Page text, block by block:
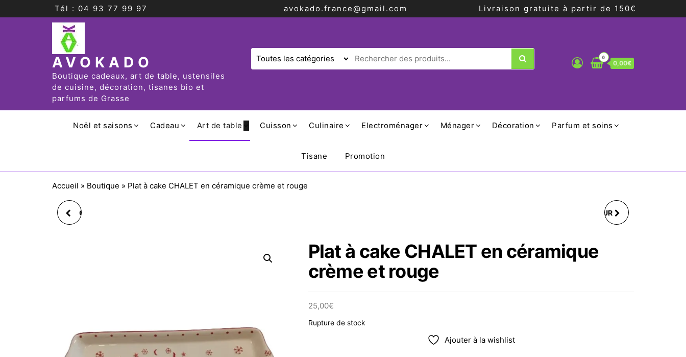
Tél : 04 93 77 99 97 avokado.france@gmail.com Livraison gratuite à partir de 150€
AVOKADO
Boutique cadeaux, art de table, ustensiles
de cuisine, décoration, tisanes bio et
parfums de Grasse
0
0,00€
Noël et saisons Cadeau Art de table Cuisson Culinaire Electroménager Ménager Décoration Parfum et soins
Tisane Promotion
Accueil » Boutique » Plat à cake CHALET en céramique crème et rouge
CHAT CLAY FIGURINE FIL ALIMENTAIRE POUR
Plat à cake CHALET en céramique
crème et rouge
25,00€
Rupture de stock
Ajouter à la wishlist